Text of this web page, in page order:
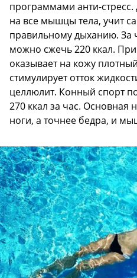
программами анти-
на все мышцы тела, учит
правильному дыханию. За
можно сжечь 220 ккал.
оказывает на кожу
стимулирует отток
целлюлит. Конный спорт
270 ккал за час. Основная
ноги, а точнее бедра, и